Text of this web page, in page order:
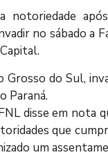
notoriedade
no sábado a
Grosso do Sul,
Paraná.
disse em nota
que
um